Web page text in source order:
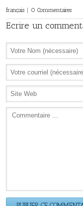
français 0 Commentaires
Ecrire un